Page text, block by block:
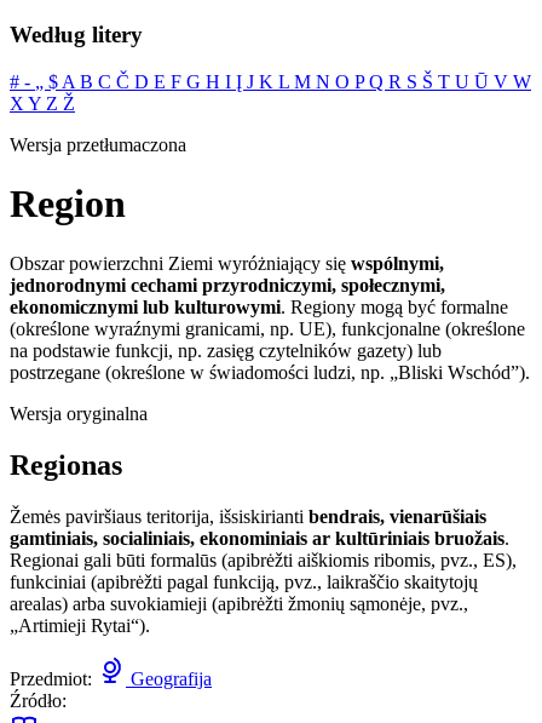
Według litery
# ‐ „ $ A B C Č D E F G H I Į J K L M N O PQ R S Š T U Ū V W
X Y Z Ž
Wersja przetłumaczona
Region
Obszar powierzchni Ziemi wyróżniający się wspólnymi,
jednorodnymi cechami przyrodniczymi, społecznymi,
ekonomicznymi lub kulturowymi. Regiony mogą być formalne
(określone wyraźnymi granicami, np. UE), funkcjonalne (określone
na podstawie funkcji, np. zasięg czytelników gazety) lub
postrzegane (określone w świadomości ludzi, np. „Bliski Wschód”).
Wersja oryginalna
Regionas
Žemės paviršiaus teritorija, išsiskirianti bendrais, vienarūšiais
gamtiniais, socialiniais, ekonominiais ar kultūriniais bruožais.
Regionai gali būti formalūs (apibrėžti aiškiomis ribomis, pvz., ES),
funkciniai (apibrėžti pagal funkciją, pvz., laikraščio skaitytojų
arealas) arba suvokiamieji (apibrėžti žmonių sąmonėje, pvz.,
„Artimieji Rytai“).
Przedmiot:
Geografija
Źródło: